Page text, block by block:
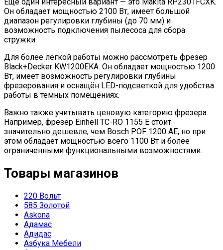
Он обладает мощностью 2100 Вт, имеет большой
диапазон регулировки глубины (до 70 мм) и
возможность подключения пылесоса для сбора
стружки.
Для более лёгкой работы можно рассмотреть фрезер
Black+Decker KW1200EKA. Он обладает мощностью 1200
Вт, имеет возможность регулировки глубины
фрезерования и оснащён LED-подсветкой для удобства
работы в темных помещениях.
Важно также учитывать ценовую категорию фрезера.
Например, фрезер Einhell TC-RO 1155 E стоит
значительно дешевле, чем Bosch POF 1200 AE, но при
этом обладает мощностью всего 1100 Вт и более
ограниченными функциональными возможностями.
Товары магазинов
220 Вольт
585 Золотой
Askona
Адамас
Адидас
Азбука Мебели